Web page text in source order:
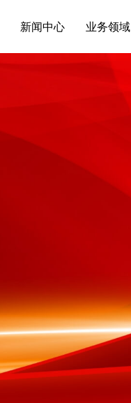
新闻中心 业务领域